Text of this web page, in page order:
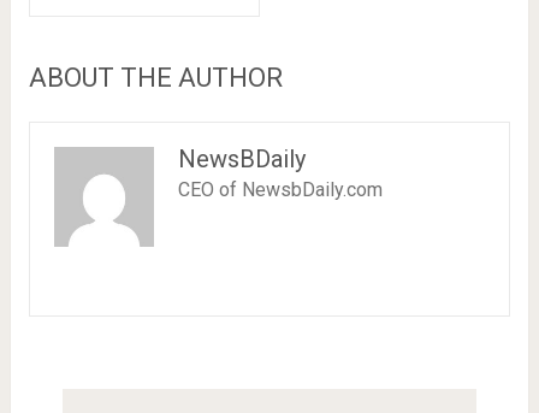
ABOUT THE AUTHOR
NewsBDaily
CEO of NewsbDaily.com